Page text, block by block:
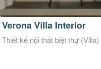
Villa Interior
thất biệt thự (Villa)